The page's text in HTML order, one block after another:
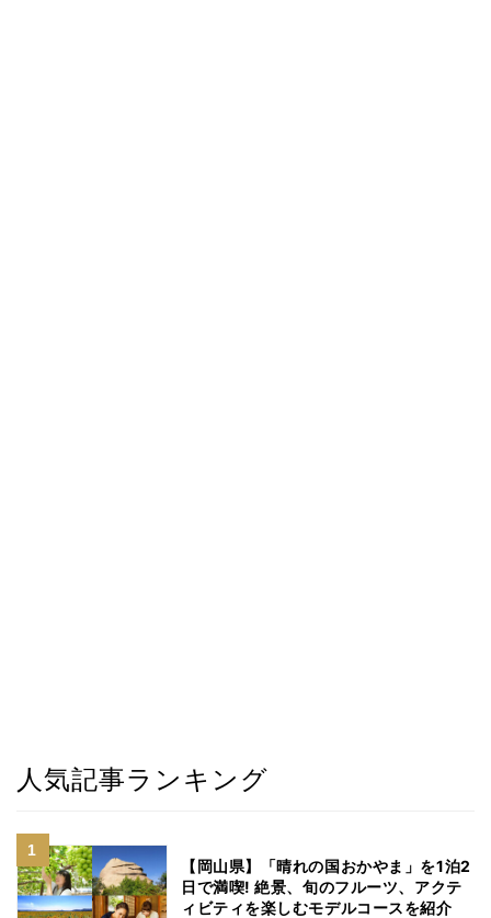
人気記事ランキング
【岡山県】「晴れの国おかやま」を1泊2
日で満喫! 絶景、旬のフルーツ、アクテ
ィビティを楽しむモデルコースを紹介